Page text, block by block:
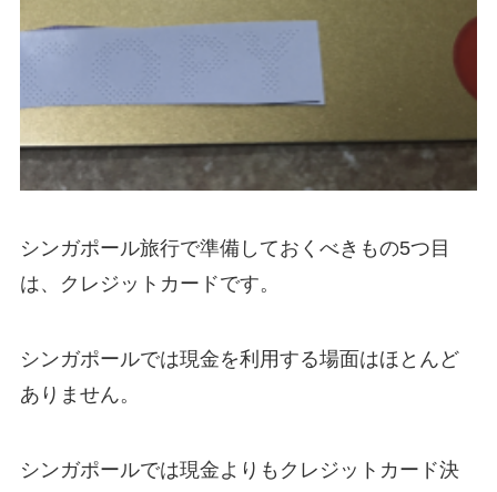
シンガポール旅行で準備しておくべきもの5つ目
は、クレジットカードです。
シンガポールでは現金を利用する場面はほとんど
ありません。
シンガポールでは現金よりもクレジットカード決